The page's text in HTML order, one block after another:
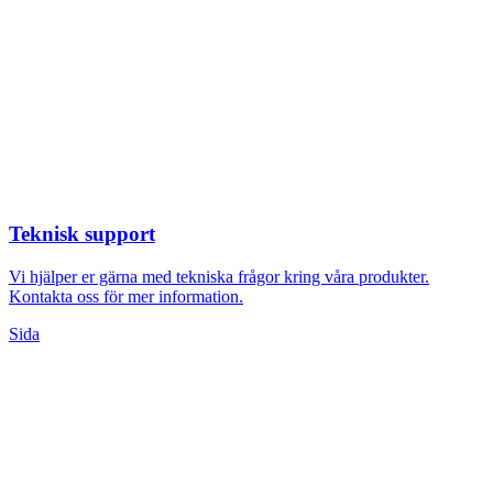
Teknisk support
Vi hjälper er gärna med tekniska frågor kring våra produkter.
Kontakta oss för mer information.
Sida